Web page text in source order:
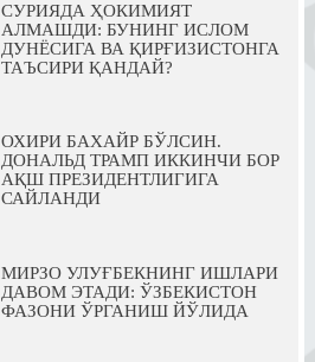
СУРИЯДА ҲОКИМИЯТ
АЛМАШДИ: БУНИНГ ИСЛОМ
ДУНЁСИГА ВА ҚИРҒИЗИСТОНГА
ТАЪСИРИ ҚАНДАЙ?
ОХИРИ БАХАЙР БЎЛСИН.
ДОНАЛЬД ТРАМП ИККИНЧИ БОР
АҚШ ПРЕЗИДЕНТЛИГИГА
САЙЛАНДИ
МИРЗО УЛУҒБЕКНИНГ ИШЛАРИ
ДАВОМ ЭТАДИ: ЎЗБЕКИСТОН
ФАЗОНИ ЎРГАНИШ ЙЎЛИДА